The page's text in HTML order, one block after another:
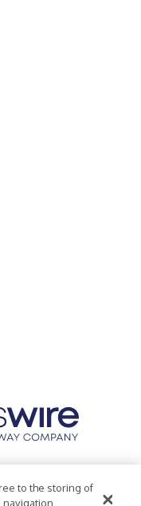
Statement
to the storing of